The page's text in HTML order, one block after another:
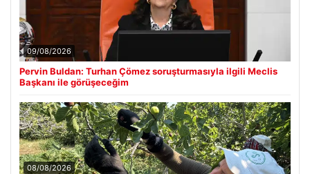
09/08/2026
Pervin Buldan: Turhan Çömez soruşturmasıyla ilgili Meclis
Başkanı ile görüşeceğim
08/08/2026